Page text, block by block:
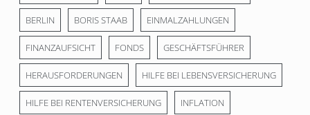
BERLIN BORIS STAAB EINMALZAHLUNGEN
FINANZAUFSICHT FONDS GESCHÄFTSFÜHRER
HERAUSFORDERUNGEN HILFE BEI LEBENSVERSICHERUNG
HILFE BEI RENTENVERSICHERUNG INFLATION